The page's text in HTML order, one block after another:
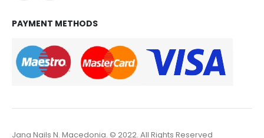
PAYMENT METHODS
Jana Nails N. Macedonia. © 2022. All Rights Reserved